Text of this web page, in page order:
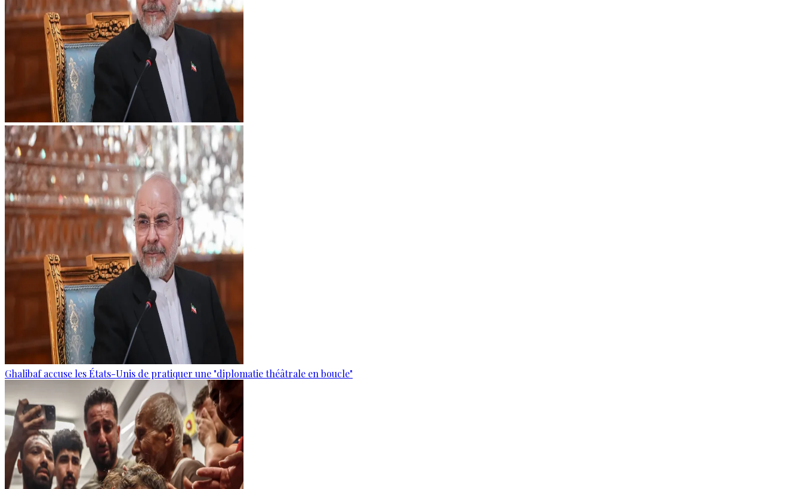
Ghalibaf accuse les États-Unis de pratiquer une "diplomatie théâtrale en boucle"